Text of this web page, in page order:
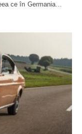
ce în Germania…